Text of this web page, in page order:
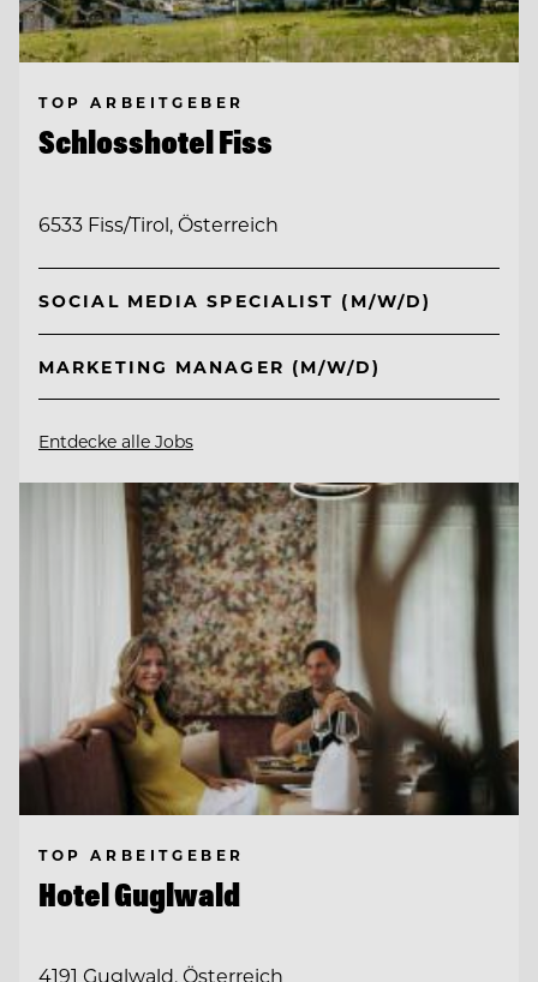
TOP ARBEITGEBER
Schlosshotel Fiss
6533 Fiss/Tirol, Österreich
SOCIAL MEDIA SPECIALIST (M/W/D)
MARKETING MANAGER (M/W/D)
Entdecke alle Jobs
TOP ARBEITGEBER
Hotel Guglwald
4191 Guglwald, Österreich